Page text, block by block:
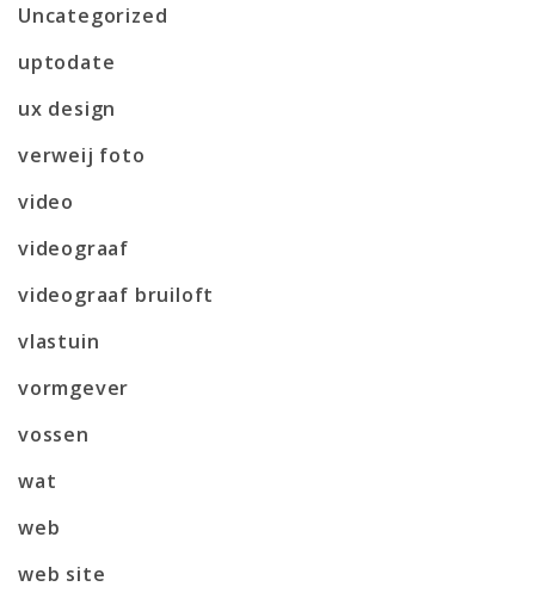
Uncategorized
uptodate
ux design
verweij foto
video
videograaf
videograaf bruiloft
vlastuin
vormgever
vossen
wat
web
web site